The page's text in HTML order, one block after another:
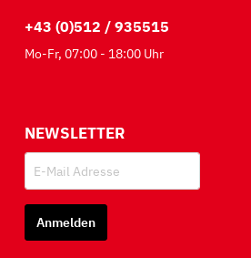
+43 (0)512 / 935515
Mo-Fr, 07:00 - 18:00 Uhr
NEWSLETTER
Anmelden